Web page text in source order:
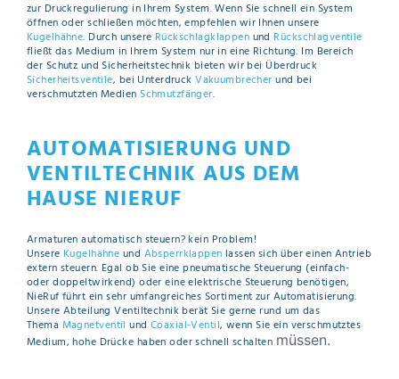
zur Druckregulierung in Ihrem System. Wenn Sie schnell ein System
öffnen oder schließen möchten, empfehlen wir Ihnen unsere
Kugelhähne. Durch unsere Rückschlagklappen und Rückschlagventile
fließt das Medium in Ihrem System nur in eine Richtung. Im Bereich
der Schutz und Sicherheitstechnik bieten wir bei Überdruck
Sicherheitsventile, bei UnterdruckVakuumbrecher und bei
verschmutzten MedienSchmutzfänger.
AUTOMATISIERUNG UND
VENTILTECHNIK AUS DEM
HAUSE NIERUF
Armaturen automatisch steuern? kein Problem!
Unsere Kugelhähne und Absperrklappen lassen sich über einen Antrieb
extern steuern. Egal ob Sie eine pneumatische Steuerung (einfach-
oder doppeltwirkend) oder eine elektrische Steuerung benötigen,
NieRuf führt ein sehr umfangreiches Sortiment zur Automatisierung.
Unsere Abteilung Ventiltechnik berät Sie gerne rund um das
Thema Magnetventil und Coaxial-Ventil, wenn Sie ein verschmutztes
Medium, hohe Drücke haben oder schnell schalten müssen.